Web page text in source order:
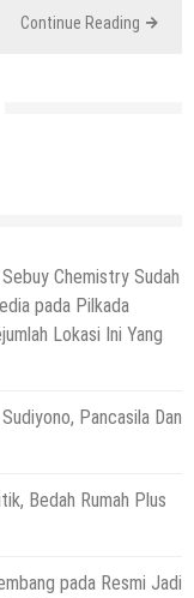
Continue Reading
Chemistry Sudah
pada Pilkada
Lokasi Ini Yang
Pancasila Dan
Bedah Rumah Plus
pada Resmi Jadi